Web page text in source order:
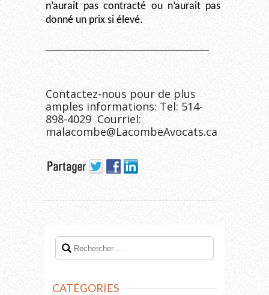
n’aurait pas contracté ou n’aurait pas
donné un prix si élevé.
Contactez-nous pour de plus
amples informations: Tel: 514-
898-4029 Courriel:
malacombe@LacombeAvocats.ca
CATÉGORIES